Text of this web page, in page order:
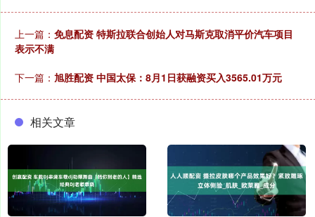
上一篇： 免息配资 特斯拉联合创始人对马斯克取消平价汽车项目
表示不满
下一篇： 旭胜配资 中国太保：8月1日获融资买入3565.01万元
相关文章